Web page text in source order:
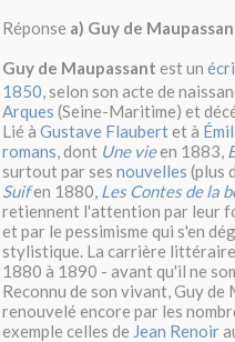
Réponse a) Guy de
Guy de Maupassant est un
1850, selon son acte de
Arques (Seine-Maritime) et
Lié à Gustave Flaubertet à
romans, dont Une vieen 1883,
surtout par ses nouvelles (plus
Suifen 1880, Les Contes de la
retiennent l'attention par leur
et par le pessimisme qui s'en
stylistique. La carrière littéraire
1880 à 1890 - avant qu'il ne
Reconnu de son vivant, Guy
renouvelé encore par les
exemple celles de Jean Renoir